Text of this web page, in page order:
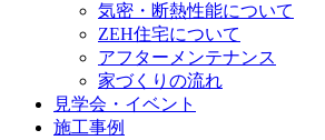
気密・断熱性能について
ZEH住宅について
アフターメンテナンス
家づくりの流れ
見学会・イベント
施工事例